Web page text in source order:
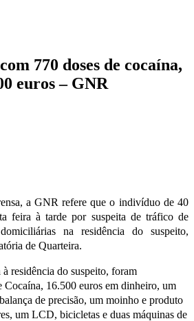
770 doses de cocaína,
euros – GNR
a GNR refere que o indivíduo de 40
feira à tarde por suspeita de tráfico de
na residência do suspeito,
de Quarteira.
residência do suspeito, foram
Cocaína, 16.500 euros em dinheiro, um
de precisão, um moinho e produto
um LCD, bicicletas e duas máquinas de